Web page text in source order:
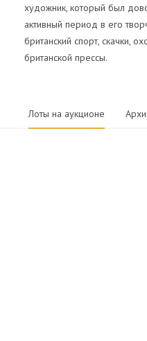
художник, который был
активный период в его
британский спорт, скачки,
британской прессы.
Лоты на аукционе